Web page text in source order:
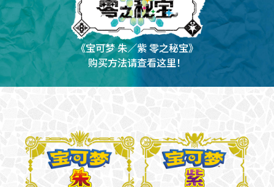
《宝可梦 朱／紫 零之秘宝》
购买方法请查看这里！